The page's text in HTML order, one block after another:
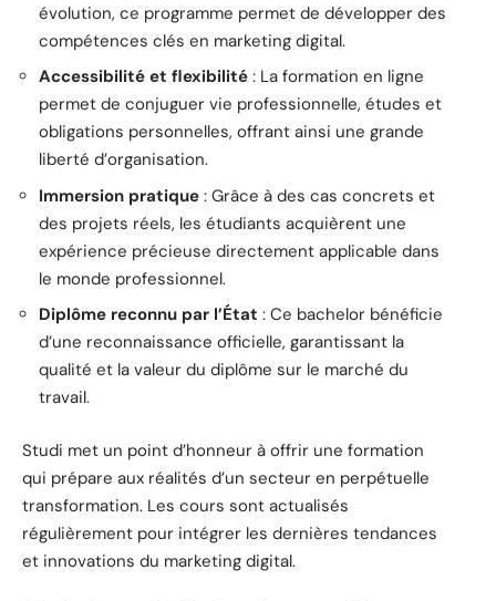
évolution, ce programme permet de développer des
compétences clés en marketing digital.
Accessibilité et flexibilité : La formation en ligne
permet de conjuguer vie professionnelle, études et
obligations personnelles, offrant ainsi une grande
liberté d’organisation.
Immersion pratique : Grâce à des cas concrets et
des projets réels, les étudiants acquièrent une
expérience précieuse directement applicable dans
le monde professionnel.
Diplôme reconnu par l’État : Ce bachelor bénéficie
d’une reconnaissance officielle, garantissant la
qualité et la valeur du diplôme sur le marché du
travail.
Studi met un point d’honneur à offrir une formation
qui prépare aux réalités d’un secteur en perpétuelle
transformation. Les cours sont actualisés
régulièrement pour intégrer les dernières tendances
et innovations du marketing digital.